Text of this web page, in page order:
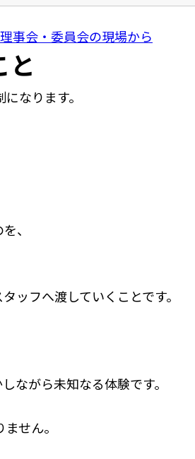
事会・委員会の現場から
と
なります。
、
ッフへ渡していくことです。
ながら未知なる体験です。
せん。